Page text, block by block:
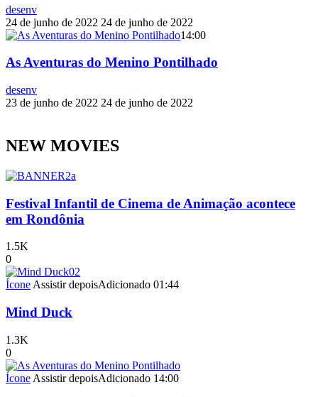
desenv
24 de junho de 2022 24 de junho de 2022
14:00
As Aventuras do Menino Pontilhado
desenv
23 de junho de 2022 24 de junho de 2022
NEW MOVIES
Festival Infantil de Cinema de Animação acontece
em Rondônia
1.5K
0
ÍconeAssistir depoisAdicionado 01:44
Mind Duck
1.3K
0
Ícone Assistir depoisAdicionado 14:00